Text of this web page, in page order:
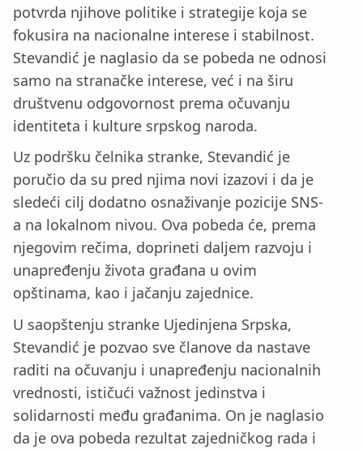
potvrda njihove politike i strategije koja se
fokusira na nacionalne interese i stabilnost.
Stevandić je naglasio da se pobeda ne odnosi
samo na stranačke interese, već i na širu
društvenu odgovornost prema očuvanju
identiteta i kulture srpskog naroda.
Uz podršku čelnika stranke, Stevandić je
poručio da su pred njima novi izazovi i da je
sledeći cilj dodatno osnaživanje pozicije SNS-
a na lokalnom nivou. Ova pobeda će, prema
njegovim rečima, doprineti daljem razvoju i
unapređenju života građana u ovim
opštinama, kao i jačanju zajednice.
U saopštenju stranke Ujedinjena Srpska,
Stevandić je pozvao sve članove da nastave
raditi na očuvanju i unapređenju nacionalnih
vrednosti, ističući važnost jedinstva i
solidarnosti među građanima. On je naglasio
da je ova pobeda rezultat zajedničkog rada i